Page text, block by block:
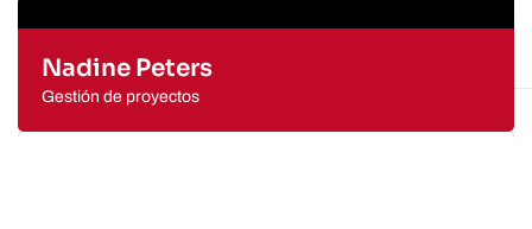
Nadine Peters
Gestión de proyectos